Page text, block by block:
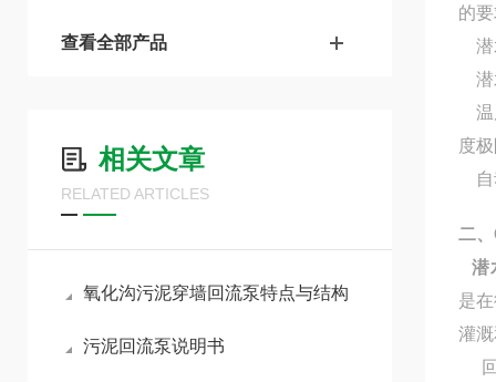
查看全部产品
相关文章
RELATED ARTICLES
氧化沟污泥穿墙回流泵特点与结构
污泥回流泵说明书
的
潜
潜
温
度
自
二、
潜
是
灌
回